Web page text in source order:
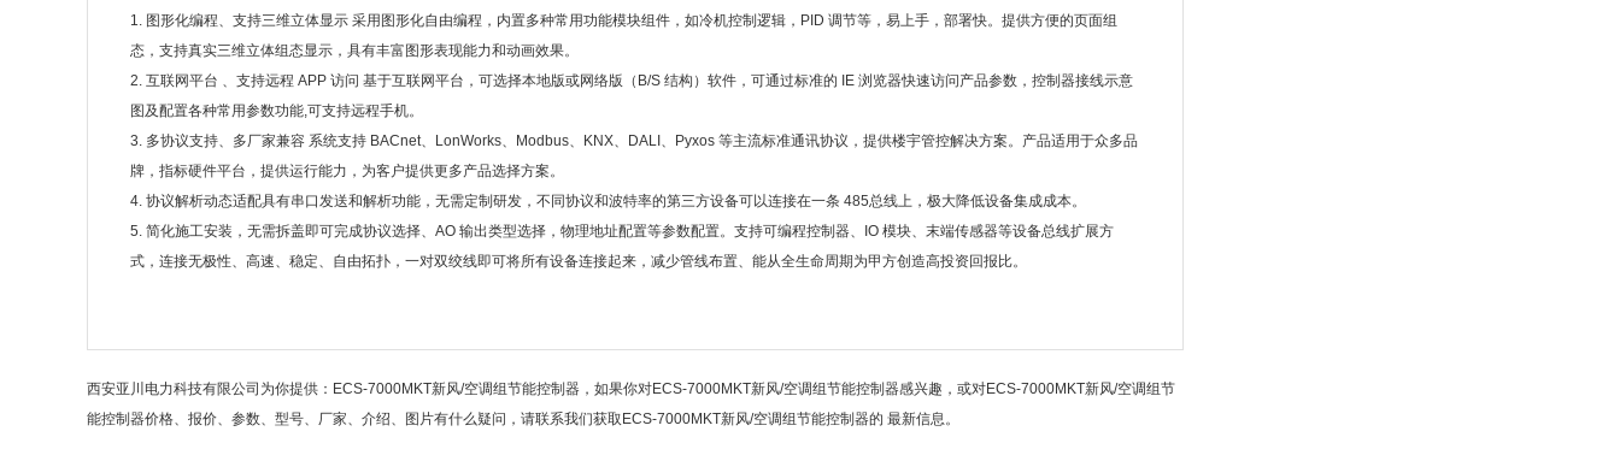
1. 图形化编程、支持三维立体显示 采用图形化自由编程，内置多种常用功能模块组件，如冷机控制逻辑，PID 调节等，易上手，部署快。提供方便的页面组
态，支持真实三维立体组态显示，具有丰富图形表现能力和动画效果。
2. 互联网平台 、支持远程 APP 访问 基于互联网平台，可选择本地版或网络版（B/S 结构）软件，可通过标准的 IE 浏览器快速访问产品参数，控制器接线示意
图及配置各种常用参数功能,可支持远程手机。
3. 多协议支持、多厂家兼容 系统支持 BACnet、LonWorks、Modbus、KNX、DALI、Pyxos 等主流标准通讯协议，提供楼宇管控解决方案。产品适用于众多品
牌，指标硬件平台，提供运行能力，为客户提供更多产品选择方案。
4. 协议解析动态适配具有串口发送和解析功能，无需定制研发，不同协议和波特率的第三方设备可以连接在一条 485总线上，极大降低设备集成成本。
5. 简化施工安装，无需拆盖即可完成协议选择、AO 输出类型选择，物理地址配置等参数配置。支持可编程控制器、IO 模块、末端传感器等设备总线扩展方
式，连接无极性、高速、稳定、自由拓扑，一对双绞线即可将所有设备连接起来，减少管线布置、能从全生命周期为甲方创造高投资回报比。
西安亚川电力科技有限公司为你提供：ECS-7000MKT新风/空调组节能控制器，如果你对ECS-7000MKT新风/空调组节能控制器感兴趣，或对ECS-7000MKT新风/空调组节
能控制器价格、报价、参数、型号、厂家、介绍、图片有什么疑问，请联系我们获取ECS-7000MKT新风/空调组节能控制器的 最新信息。